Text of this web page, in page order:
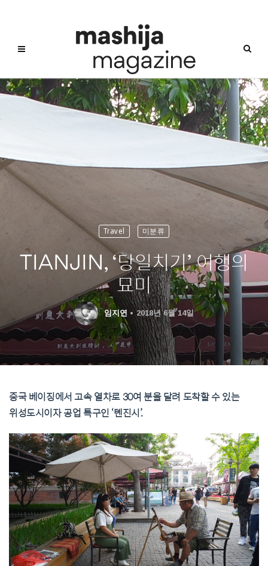
Travel 미분류
TIANJIN, ‘당일치기’ 여행의
묘미
임지연 2018년 6월 14일
중국 베이징에서 고속 열차로 30여 분을 달려 도착할 수 있는
위성도시이자 공업 특구인 ‘톈진시’.